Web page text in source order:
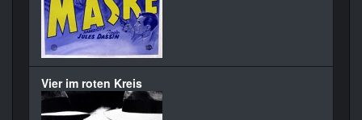
Vier im roten Kreis